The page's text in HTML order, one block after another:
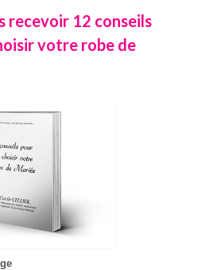
recevoir 12 conseils
votre robe de